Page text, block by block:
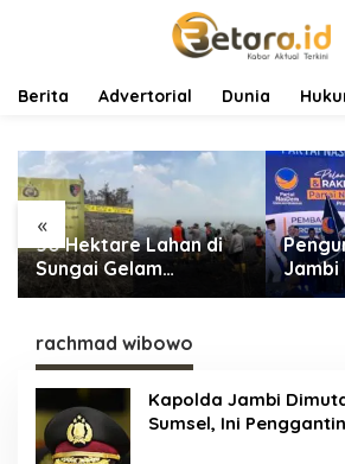
Berita Advertorial Dunia
«
50 Hektare Lahan di
Sungai Gelam
Terbakar, Ratusan
Water Bombing
Dikerahkan Lakukan
Pemadaman
Jambi
rachmad wibowo
Kapolda Jambi
Sumsel, Ini